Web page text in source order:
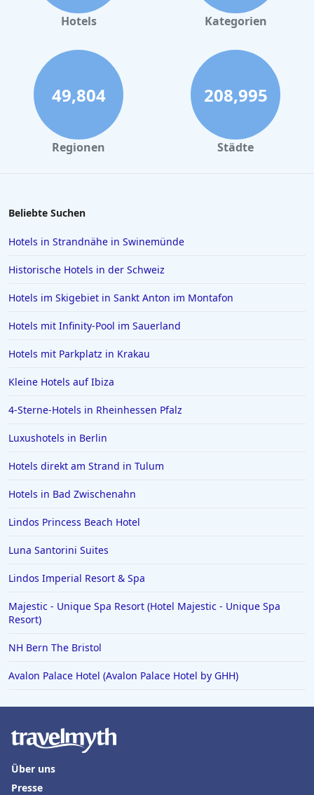
Kleine Hotels in Hamburg
Kleine Hotels in Burg
Kleine Hotels im Harz
Kleine Hotels in der Sächsischen Schweiz
Kleine Hotels in Barcelona
Hotels Kategorien
49,804
Regionen
208,995
Städte
Beliebte Suchen
Hotels in Strandnähe in Swinemünde
Historische Hotels in der Schweiz
Hotels im Skigebiet in Sankt Anton im Montafon
Hotels mit Infinity-Pool im Sauerland
Hotels mit Parkplatz in Krakau
Kleine Hotels auf Ibiza
4-Sterne-Hotels in Rheinhessen Pfalz
Luxushotels in Berlin
Hotels direkt am Strand in Tulum
Hotels in Bad Zwischenahn
Lindos Princess Beach Hotel
Luna Santorini Suites
Lindos Imperial Resort & Spa
Majestic - Unique Spa Resort (Hotel Majestic - Unique Spa
Resort)
NH Bern The Bristol
Avalon Palace Hotel (Avalon Palace Hotel by GHH)
Über uns
Presse